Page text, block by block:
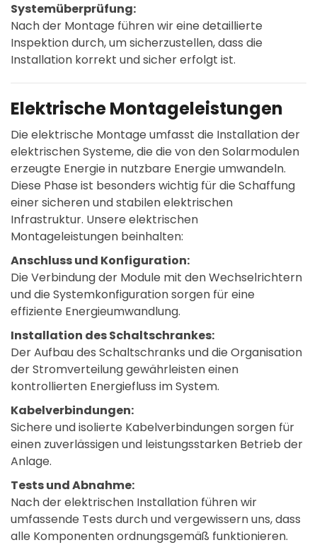
Systemüberprüfung:
Nach der Montage führen wir eine detaillierte
Inspektion durch, um sicherzustellen, dass die
Installation korrekt und sicher erfolgt ist.
Elektrische Montageleistungen
Die elektrische Montage umfasst die Installation der
elektrischen Systeme, die die von den Solarmodulen
erzeugte Energie in nutzbare Energie umwandeln.
Diese Phase ist besonders wichtig für die Schaffung
einer sicheren und stabilen elektrischen
Infrastruktur. Unsere elektrischen
Montageleistungen beinhalten:
Anschluss und Konfiguration:
Die Verbindung der Module mit den Wechselrichtern
und die Systemkonfiguration sorgen für eine
effiziente Energieumwandlung.
Installation des Schaltschrankes:
Der Aufbau des Schaltschranks und die Organisation
der Stromverteilung gewährleisten einen
kontrollierten Energiefluss im System.
Kabelverbindungen:
Sichere und isolierte Kabelverbindungen sorgen für
einen zuverlässigen und leistungsstarken Betrieb der
Anlage.
Tests und Abnahme:
Nach der elektrischen Installation führen wir
umfassende Tests durch und vergewissern uns, dass
alle Komponenten ordnungsgemäß funktionieren.